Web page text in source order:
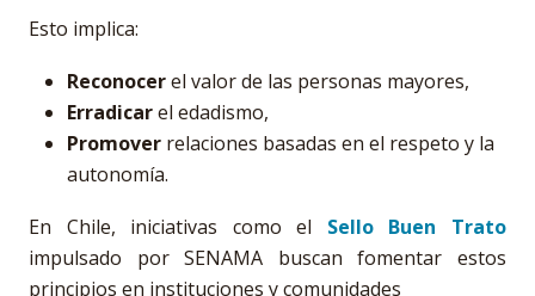
Esto implica:
Reconocerel valor de las personas mayores,
Erradicarel edadismo,
Promover relaciones basadas en el respeto y la
autonomía.
En Chile, iniciativas como el Sello Buen Trato
impulsado por SENAMA buscan fomentar estos
principios en instituciones y comunidades